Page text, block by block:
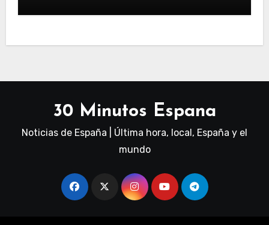
30 Minutos Espana
Noticias de España | Última hora, local, España y el
mundo